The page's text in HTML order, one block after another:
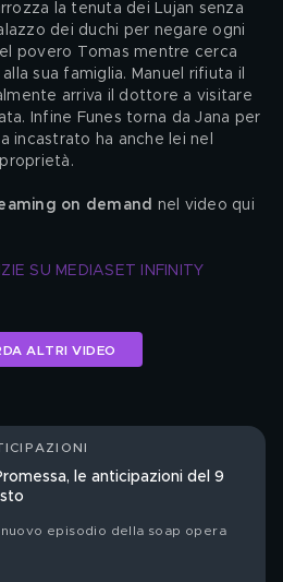
dei duchi per negare ogni
povero Tomas mentre cerca
sua famiglia. Manuel rifiuta il
arriva il dottore a visitare
Infine Funes torna da Jana per
incastrato ha anche lei nel
on demand nel video qui
SU MEDIASET INFINITY
ALTRI VIDEO
le anticipazioni del 9
episodio della soap opera